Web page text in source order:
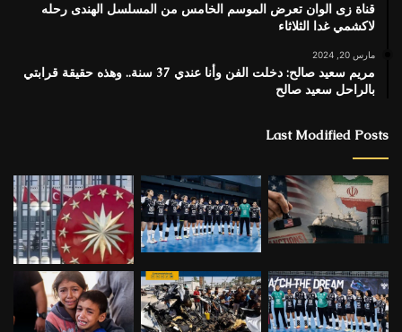
قناة زى الوان تعرض الموسم الخامس من المسلسل الهندى رحله
لاكشمي غدا الثلاثاء
مارس 20, 2024
مريم سعيد صالح: دخلت الفن وأنا عندي 37 سنة.. وهذه حقيقة قرابتي
بالراحل سعيد صالح
Last Modified Posts